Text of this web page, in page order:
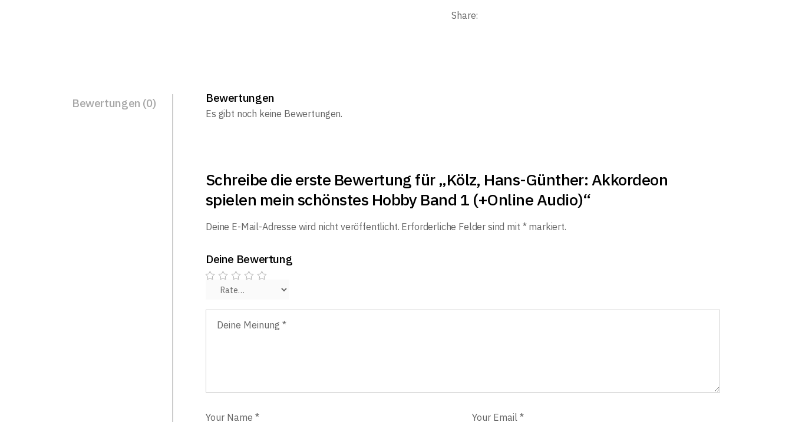
Share:
Bewertungen (0) Bewertungen
Es gibt noch keine Bewertungen.
Schreibe die erste Bewertung für „Kölz, Hans-Günther: Akkordeon
spielen mein schönstes Hobby Band 1 (+Online Audio)“
Deine E-Mail-Adresse wird nicht veröffentlicht. Erforderliche Felder sind mit *markiert.
Deine Bewertung